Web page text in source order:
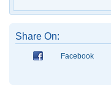
Share On:
Facebook